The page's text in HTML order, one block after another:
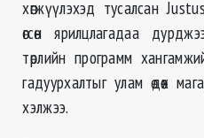
хөгжүүлэхэд тусалсан
өгсөн ярилцлагадаа
төрлийн программ
гадуурхалтыг улам өдөөх
хэлжээ.